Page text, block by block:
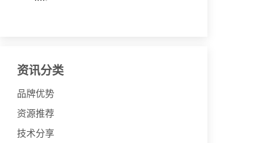
资讯分类
品牌优势
资源推荐
技术分享